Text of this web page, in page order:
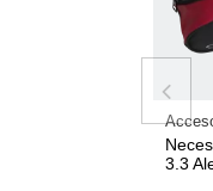
3.3